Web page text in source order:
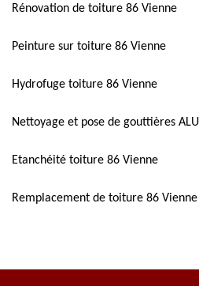
Rénovation de toiture 86 Vienne
Peinture sur toiture 86 Vienne
Hydrofuge toiture 86 Vienne
Nettoyage et pose de gouttières
Etanchéité toiture 86 Vienne
Remplacement de toiture 86 Vienne